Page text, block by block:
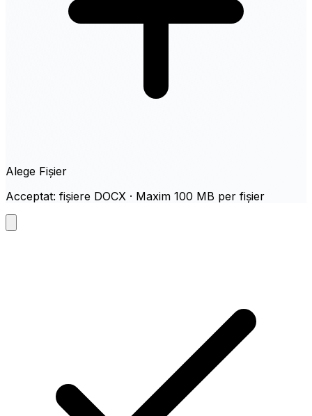
Alege Fișier
Acceptat: fișiere DOCX · Maxim 100 MB per fișier